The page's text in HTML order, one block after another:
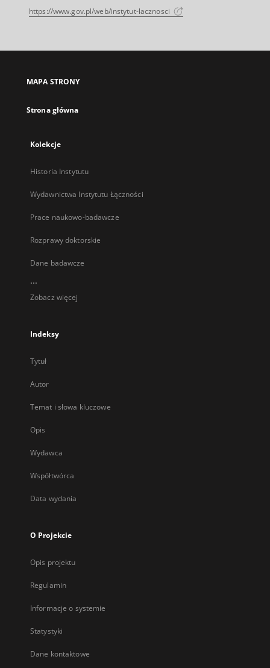
https://www.gov.pl/web/instytut-lacznosci
MAPA STRONY
Strona główna
Kolekcje
Historia Instytutu
Wydawnictwa Instytutu Łączności
Prace naukowo-badawcze
Rozprawy doktorskie
Dane badawcze
...
Zobacz więcej
Indeksy
Tytuł
Autor
Temat i słowa kluczowe
Opis
Wydawca
Współtwórca
Data wydania
O Projekcie
Opis projektu
Regulamin
Informacje o systemie
Statystyki
Dane kontaktowe